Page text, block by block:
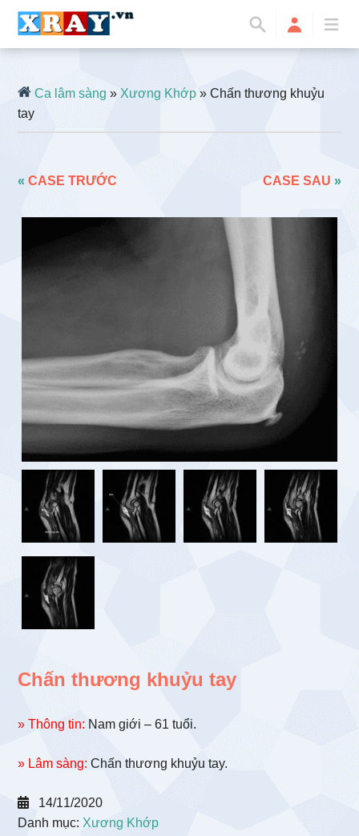
Ca lâm sàng »Xương Khớp » Chấn thương khuỷu
tay
«CASE TRƯỚC CASE SAU »
Chấn thương khuỷu tay
» Thông tin: Nam giới – 61 tuổi.
» Lâm sàng: Chấn thương khuỷu tay.
14/11/2020
Danh mục: Xương Khớp